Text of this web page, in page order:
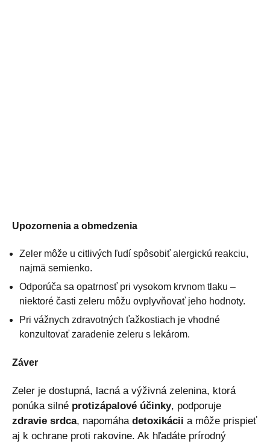
Upozornenia a obmedzenia
Zeler môže u citlivých ľudí spôsobiť alergickú reakciu,
najmä semienko.
Odporúča sa opatrnosť pri vysokom krvnom tlaku –
niektoré časti zeleru môžu ovplyvňovať jeho hodnoty.
Pri vážnych zdravotných ťažkostiach je vhodné
konzultovať zaradenie zeleru s lekárom.
Záver
Zeler je dostupná, lacná a výživná zelenina, ktorá
ponúka silné protizápalové účinky, podporuje
zdravie srdca, napomáha detoxikácii a môže prispieť
aj k ochrane proti rakovine. Ak hľadáte prírodný